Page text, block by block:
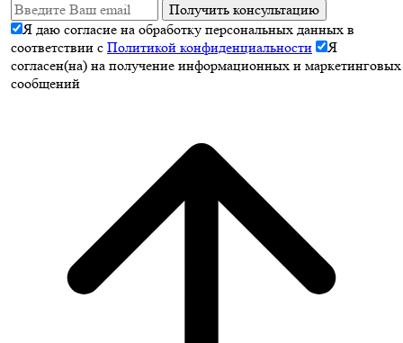
Получить консультацию
Я даю согласие на обработку персональных данных в
соответствии с Политикой конфиденциальности
Я
согласен(на) на получение информационных и маркетинговых
сообщений